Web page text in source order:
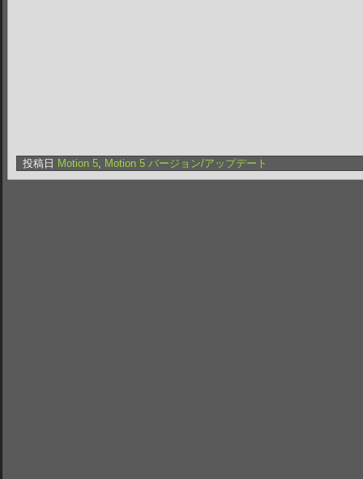
投稿日 Motion 5, Motion 5 バージョン/アップデート